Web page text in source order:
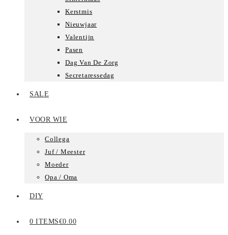
Kerstmis
Nieuwjaar
Valentijn
Pasen
Dag Van De Zorg
Secretaressedag
SALE
VOOR WIE
Collega
Juf / Meester
Moeder
Opa / Oma
DIY
0 ITEMS€0.00